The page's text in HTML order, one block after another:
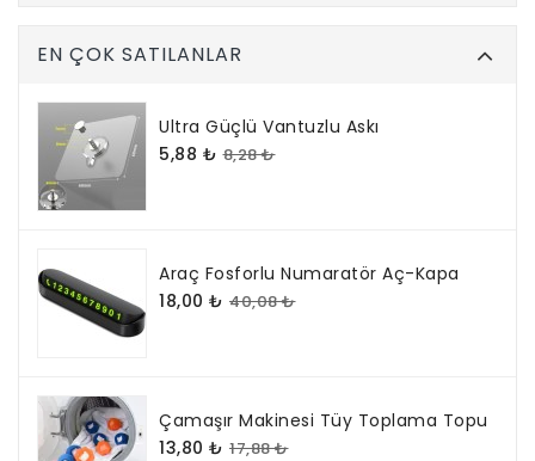
EN ÇOK SATILANLAR
Ultra Güçlü Vantuzlu Askı
5,88 ₺ 8,28 ₺
Araç Fosforlu Numaratör Aç-Kapa
18,00 ₺ 40,08 ₺
Çamaşır Makinesi Tüy Toplama Topu
13,80 ₺ 17,88 ₺